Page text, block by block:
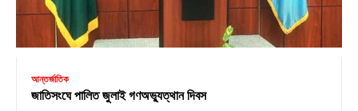
আন্তর্জাতিক
জাতিসংঘে পালিত জুলাই গণঅভ্যুত্থান দিবস